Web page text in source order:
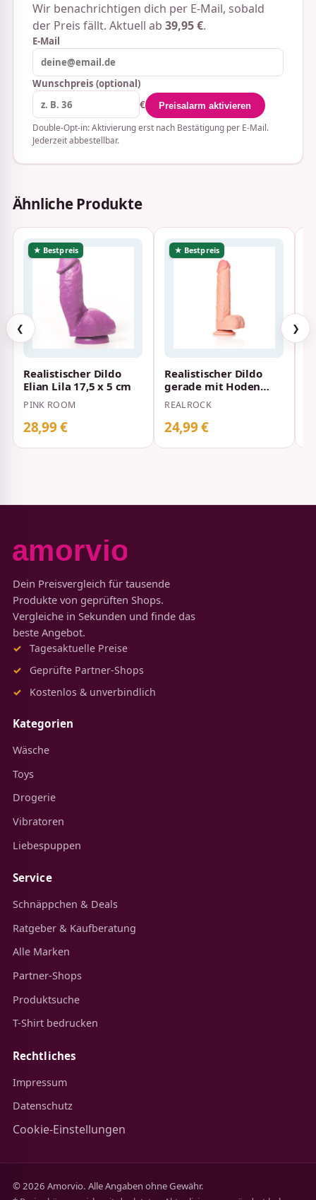
Wir benachrichtigen dich per E-Mail, sobald
der Preis fällt. Aktuell ab 39,95 €.
E-Mail
Wunschpreis (optional)
€
Preisalarm aktivieren
Double-Opt-in: Aktivierung erst nach Bestätigung per E-Mail.
Jederzeit abbestellbar.
Ähnliche Produkte
❮
★ Bestpreis
Realistischer Dildo
Elian Lila 17,5 x 5 cm
PINK ROOM
28,99 €
★ Bestpreis
Realistischer Dildo
gerade mit Hoden
und Saugnapf
Hautfarbe 23 cm
REALROCK
24,99 €
❯
Dein Preisvergleich für tausende
Produkte von geprüften Shops.
Vergleiche in Sekunden und finde das
beste Angebot.
Tagesaktuelle Preise
Geprüfte Partner-Shops
Kostenlos & unverbindlich
Kategorien
Wäsche
Toys
Drogerie
Vibratoren
Liebespuppen
Service
Schnäppchen & Deals
Ratgeber & Kaufberatung
Alle Marken
Partner-Shops
Produktsuche
T-Shirt bedrucken
Rechtliches
Impressum
Datenschutz
Cookie-Einstellungen
© 2026 Amorvio. Alle Angaben ohne Gewähr.